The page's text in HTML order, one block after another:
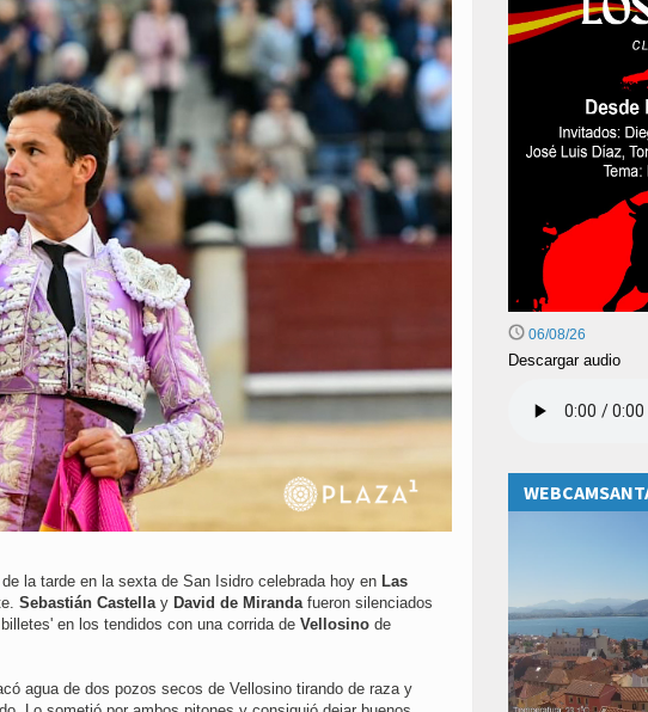
la tarde en la sexta de San Isidro celebrada hoy en Las
Sebastián Castellay David de Mirandafueron silenciados
en los tendidos con una corrida de Vellosino de
agua de dos pozos secos de Vellosino tirando de raza y
06/08/26
Descargar audio